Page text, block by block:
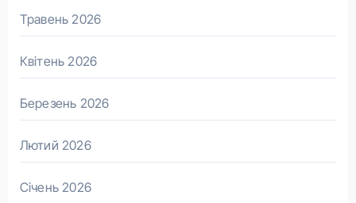
Травень 2026
Квітень 2026
Березень 2026
Лютий 2026
Січень 2026